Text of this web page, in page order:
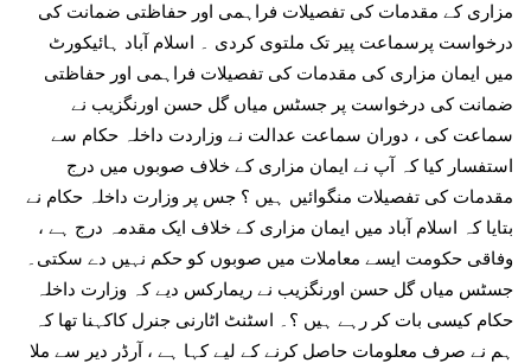
مزاری کے مقدمات کی تفصیلات فراہمی اور حفاظتی ضمانت کی
درخواست پرسماعت پیر تک ملتوی کردی ۔ اسلام آباد ہائیکورٹ
میں ایمان مزاری کی مقدمات کی تفصیلات فراہمی اور حفاظتی
ضمانت کی درخواست پر جسٹس میاں گل حسن اورنگزیب نے
سماعت کی ، دوران سماعت عدالت نے وزاردت داخلہ حکام سے
استفسار کیا کہ آپ نے ایمان مزاری کے خلاف صوبوں میں درج
مقدمات کی تفصیلات منگوائیں ہیں ؟ جس پر وزارت داخلہ حکام نے
بتایا کہ اسلام آباد میں ایمان مزاری کے خلاف ایک مقدمہ درج ہے ،
وفاقی حکومت ایسے معاملات میں صوبوں کو حکم نہیں دے سکتی۔
جسٹس میاں گل حسن اورنگزیب نے ریمارکس دیے کہ وزارت داخلہ
حکام کیسی بات کر رہے ہیں ؟۔ اسٹنٹ اٹارنی جنرل کاکہنا تھا کہ
ہم نے صرف معلومات حاصل کرنے کے لیے کہا ہے ، آرڈر دیر سے ملا